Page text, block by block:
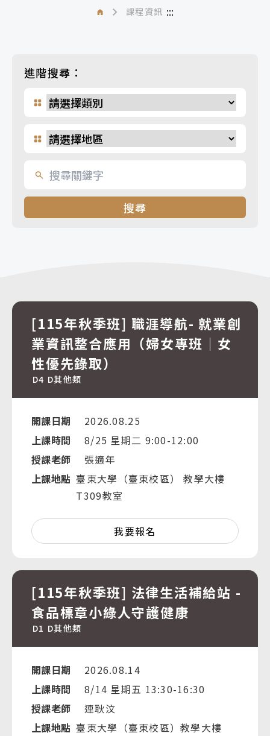
課程資訊 :::
進階搜尋：
搜尋
[115年秋季班] 職涯導航- 就業創
業資訊整合應用（婦女專班｜女
性優先錄取）
D4 D其他類
開課日期
2026.08.25
上課時間
8/25 星期二 9:00-12:00
授課老師
張適年
上課地點 臺東大學（臺東校區） 教學大樓
T309教室
我要報名
[115年秋季班] 法律生活補給站 -
食品標章小綠人守護健康
D1 D其他類
開課日期
2026.08.14
上課時間
8/14 星期五 13:30-16:30
授課老師
連耿汶
上課地點 臺東大學（臺東校區）教學大樓